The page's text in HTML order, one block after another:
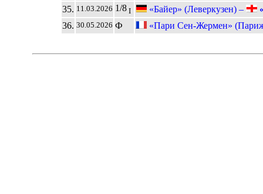
35. 11.03.2026 1/8I «Байер» (Леверкузен) –
36. 30.05.2026 Ф «Пари Сен-Жермен»